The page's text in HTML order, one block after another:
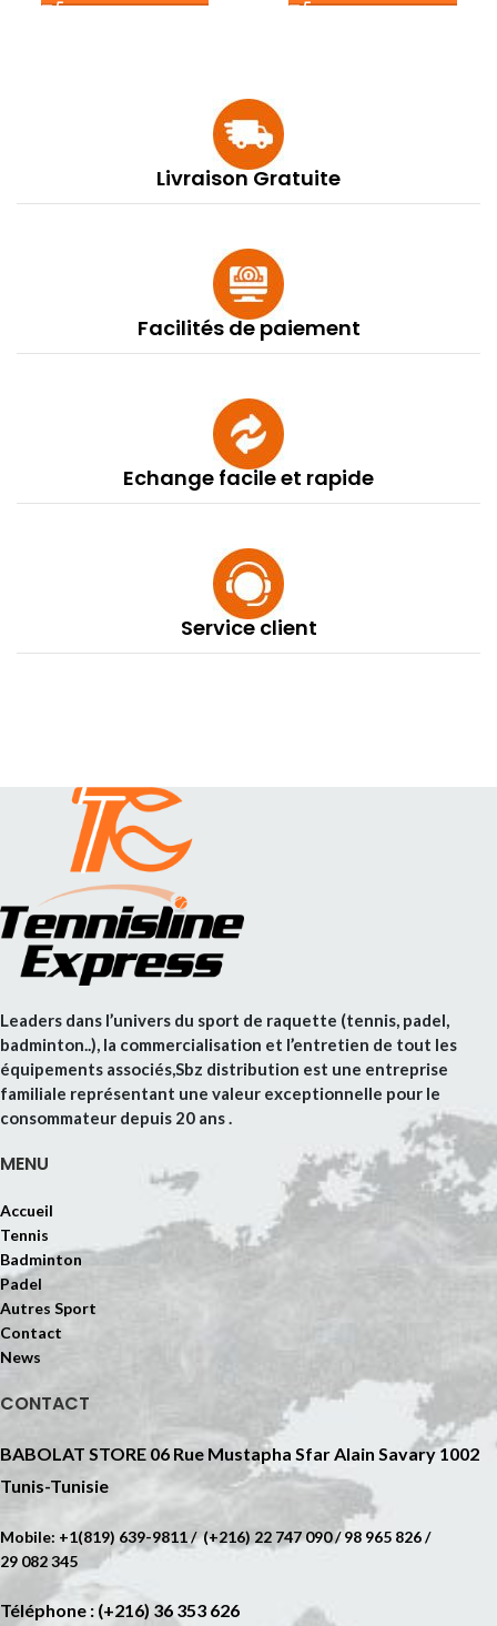
Livraison Gratuite
Facilités de paiement
Echange facile et rapide
Service client
Leaders dans l’univers du sport de raquette (tennis, padel,
badminton..), la commercialisation et l’entretien de tout les
équipements associés,Sbz distribution est une entreprise
familiale représentant une valeur exceptionnelle pour le
consommateur depuis 20 ans .
MENU
Accueil
Tennis
Badminton
Padel
Autres Sport
Contact
News
CONTACT
BABOLAT STORE 06 Rue Mustapha Sfar Alain Savary 1002
Tunis-Tunisie
Mobile: +1(819) 639-9811 / (+216) 22 747 090 / 98 965 826 /
29 082 345
Téléphone : (+216) 36 353 626